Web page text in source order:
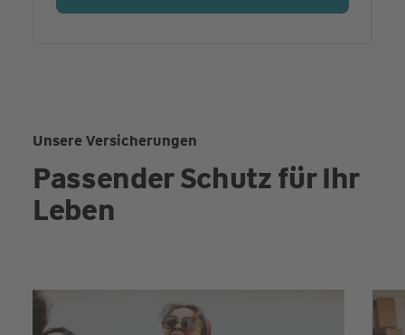
Unsere Versicherungen
Passender Schutz für Ihr
Leben